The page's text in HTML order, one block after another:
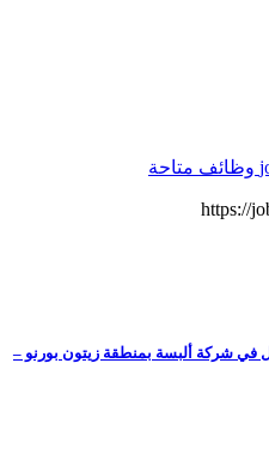
في شركة ألبسة بمنطقة زيتون بورنو –